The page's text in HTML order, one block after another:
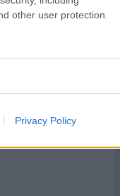
other user protection.
Privacy Policy